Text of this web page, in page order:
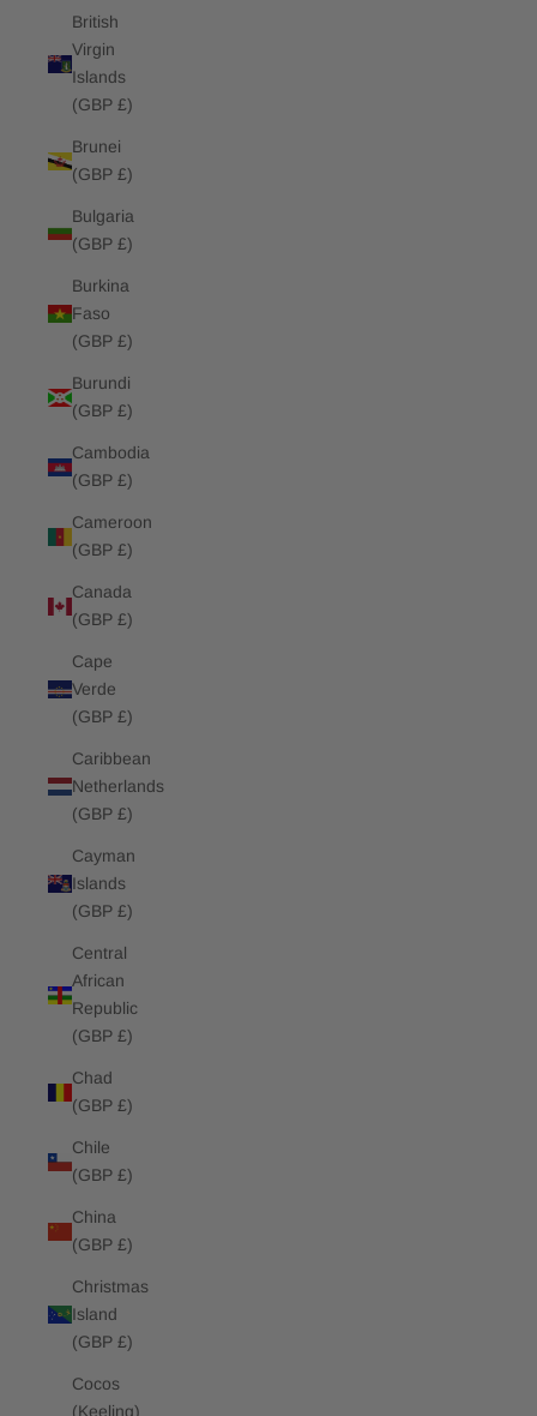
British
Virgin
Islands
(GBP £)
Brunei
(GBP £)
Bulgaria
(GBP £)
Burkina
Faso
(GBP £)
Burundi
(GBP £)
Cambodia
(GBP £)
Cameroon
(GBP £)
Canada
(GBP £)
Cape
Verde
(GBP £)
Caribbean
Netherlands
(GBP £)
Cayman
Islands
(GBP £)
Central
African
Republic
(GBP £)
Chad
(GBP £)
Chile
(GBP £)
China
(GBP £)
Christmas
Island
(GBP £)
Cocos
(Keeling)